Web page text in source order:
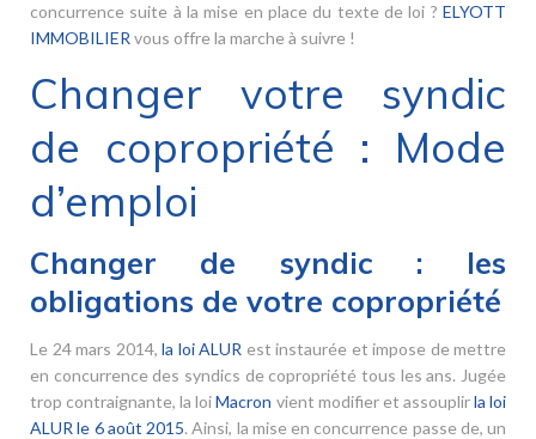
concurrence suite à la mise en place du texte de loi ? ELYOTT
IMMOBILIER vous offre la marche à suivre !
Changer votre syndic
de copropriété : Mode
d’emploi
Changer de syndic : les
obligations de votre copropriété
Le 24 mars 2014, la loi ALUR est instaurée et impose de mettre
en concurrence des syndics de copropriété tous les ans. Jugée
trop contraignante, la loiMacron vient modifier et assouplirla loi
ALUR le 6 août 2015. Ainsi, la mise en concurrence passe de, un